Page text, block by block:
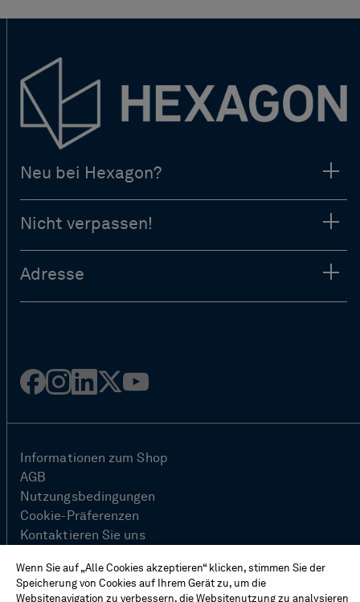
Neu bei Hexagon?
Nicht verpassen!
Adresse
Facebook
Instagram
Linked
Twitter
Youtube
Informationen zum Shop
AGB
Nutzungsbedingungen
Cookie-Präferenzen
Kontaktieren Sie uns
Site Map
Datenschutzhinweis
Wenn Sie auf „Alle Cookies akzeptieren“ klicken, stimmen Sie der
Speicherung von Cookies auf Ihrem Gerät zu, um die
Websitenavigation zu verbessern, die Websitenutzung zu analysieren